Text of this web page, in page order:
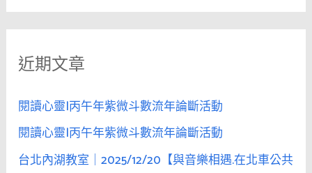
關
字
近期文章
閱讀心靈|丙午年紫微斗數流年論斷活動
閱讀心靈|丙午年紫微斗數流年論斷活動
台北內湖教室｜2025/12/20【與音樂相遇.在北車公共